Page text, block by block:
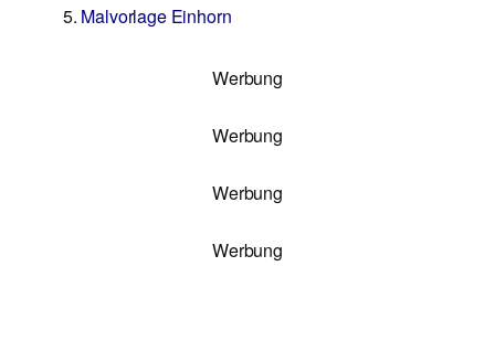
Malvorlage Einhorn
Werbung
Werbung
Werbung
Werbung